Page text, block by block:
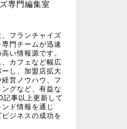
専門編集室
フランチャイズ
門チームが迅速
い情報源です。
カフェなど幅広
し、加盟店拡大
営ノウハウ、フ
グなど、有益な
記事以上更新して
ド情報を通じ
ジネスの成功を